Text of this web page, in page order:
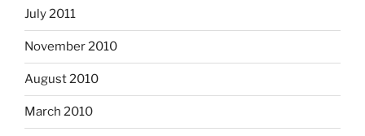
July 2011
November 2010
August 2010
March 2010